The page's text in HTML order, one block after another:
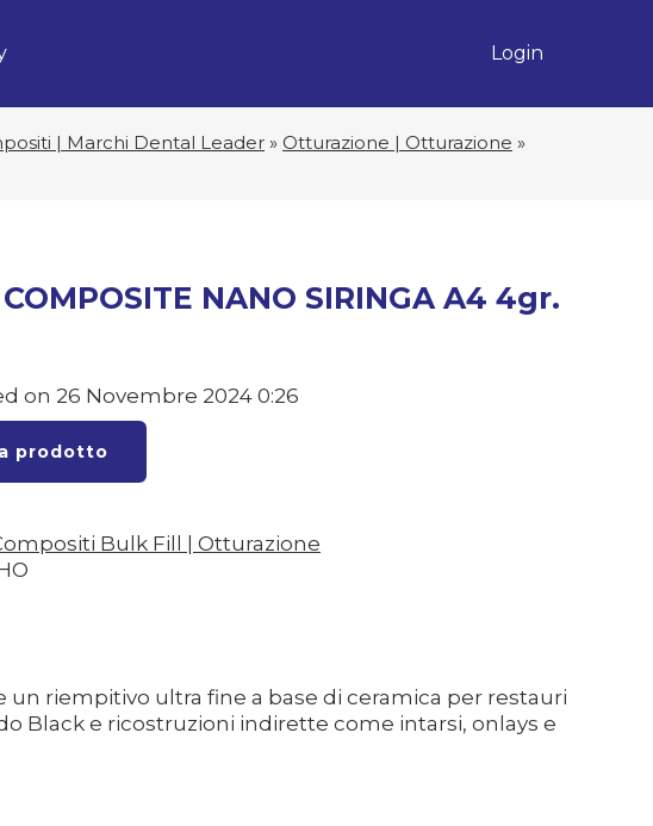
Login
| Marchi Dental Leader » Otturazione | Otturazione »
COMPOSITE NANO SIRINGA A4 4gr.
on 26 Novembre 2024 0:26
prodotto
Bulk Fill | Otturazione
riempitivo ultra fine a base di ceramica per restauri
Black e ricostruzioni indirette come intarsi, onlays e